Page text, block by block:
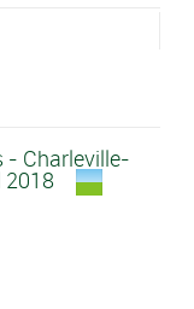
- Charleville-
2018